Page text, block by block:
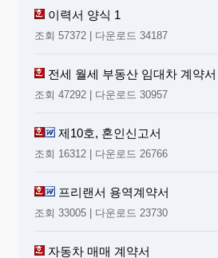
④ 이용 안 한다.
① 발신번호표시만 사용 ② 컬
③ 캐치콜 사용 ④ 레터링
29.귀하께서 생각하시는 신개
① 무한가능 착탈식 업그레이
③ scan 기능및 문서 출력
④ 인공 지능형 휴대폰
⑤ 기타( )
이력서 양식 1
조회 57372 | 다운로드 34187
전세 월세 부동산 임대차 계약서
조회 47292 | 다운로드 30957
제10호, 혼인신고서
조회 16312 | 다운로드 26766
프리랜서 용역계약서
조회 33005 | 다운로드 23730
자동차 매매 계약서